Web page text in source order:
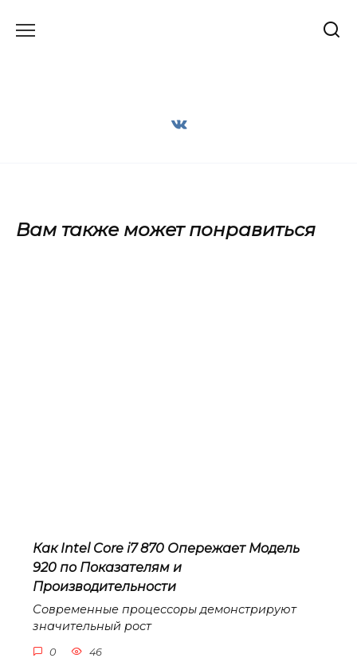
Вам также может понравиться
Как Intel Core i7 870 Опережает Модель
920 по Показателям и
Производительности
Современные процессоры демонстрируют
значительный рост
0 46